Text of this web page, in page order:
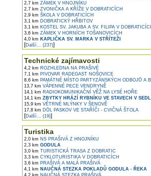
2,7 km ZÁMEK V HNOJNÍKU
2,7 km ZVONIČKA A KŘÍŽE V DOBRATICÍCH
2,9 km ŠKOLA V DOBRATICÍCH
3,1 km DOBRATICKÝ HŘBITOV
3,1 km KOSTEL SV. JAKUBA A SV. FILIPA V
3,6 km ZÁMEK V HORNÍCH TOŠANOVICÍCH
4,0 km KAPLIČKA SV. MARKA V STŘÍTEŽI
[Další... (237)]
Technické zajímavosti
4,2 km ROZHLEDNA NA PRAŠIVÉ
7,1 km PIVOVAR RADEGAST NOŠOVICE
8,6 km PAMÁTNÉ MÍSTO PARTYZÁNSKÝCH ODBOJŮ A
13,7 km VÁPENNÉ PECE VENDRYNĚ
14,1 km RADIOKOMUNIKAČNÍ VĚŽ NA LYSÉ HOŘE
14,1 km ZBYTKY HRÁZÍ RYBNÍKU VE STAVECH V
15,9 km VĚTRNÉ MLÝNKY V ŠENOVĚ
17,8 km DŮL PASKOV VE STAŘÍČI - CVIČNÁ ŠTOLA
[Další... (19)]
Turistika
2,0 km NS PRAŠIVÁ Z HNOJNÍKU
2,3 km GODULA
3,0 km TURISTICKÁ TRASA Z DOBRATIC
3,3 km CYKLOTURISTIKA V DOBRATICÍCH
3,6 km PRAŠIVÁ A MALÁ PRAŠIVÁ
4,1 km NAUČNÁ STEZKA POKLADŮ GODULA - ŘEKA
4,2 km NAUČNÁ STEZKA PRAŠIVÁ